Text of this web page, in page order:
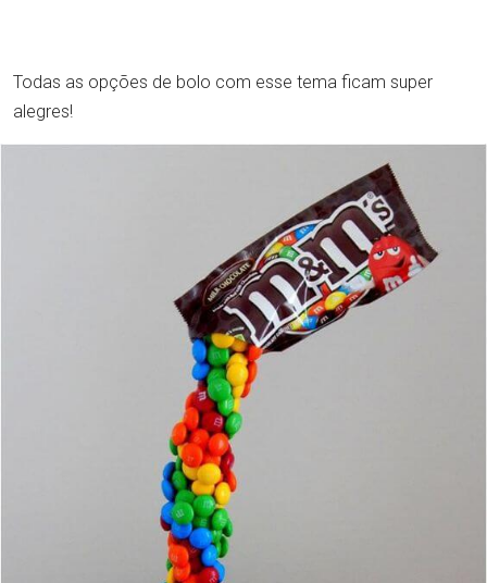
Todas as opções de bolo com esse tema ficam super
alegres!